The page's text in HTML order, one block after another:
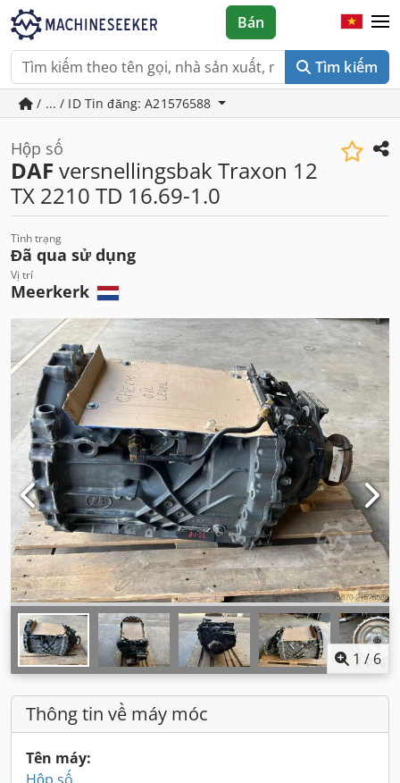
Tìm kiếm
Bán
/ ... / ID Tin đăng: A21576588
Hộp số
DAF versnellingsbak Traxon 12
TX 2210 TD 16.69-1.0
Tình trạng
Đã qua sử dụng
Vị trí
Meerkerk
1 /6
Thông tin về máy móc
Tên máy: